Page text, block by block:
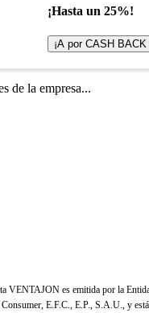
¡Hasta un 25%!
¡A por CASH
de la empresa...
VENTAJON es emitida por la
E.F.C., E.P., S.A.U., y